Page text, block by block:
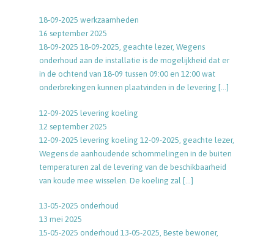
18-09-2025 werkzaamheden
16 september 2025
18-09-2025 18-09-2025, geachte lezer, Wegens
onderhoud aan de installatie is de mogelijkheid dat er
in de ochtend van 18-09 tussen 09:00 en 12:00 wat
onderbrekingen kunnen plaatvinden in de levering […]
12-09-2025 levering koeling
12 september 2025
12-09-2025 levering koeling 12-09-2025, geachte lezer,
Wegens de aanhoudende schommelingen in de buiten
temperaturen zal de levering van de beschikbaarheid
van koude mee wisselen. De koeling zal […]
13-05-2025 onderhoud
13 mei 2025
15-05-2025 onderhoud 13-05-2025, Beste bewoner,